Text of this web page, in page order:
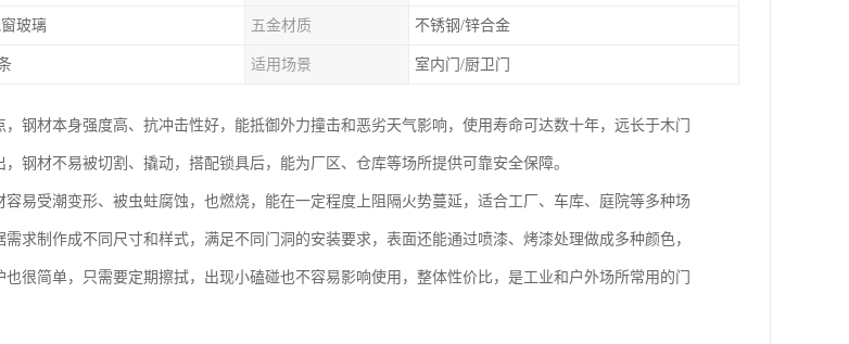
玻璃 五金材质 不锈钢/锌合金
适用场景 室内门/厨卫门
钢材本身强度高、抗冲击性好，能抵御外力撞击和恶劣天气影响，使用寿命可达数十年，远长于木门
钢材不易被切割、撬动，搭配锁具后，能为厂区、仓库等场所提供可靠安全保障。
易受潮变形、被虫蛀腐蚀，也燃烧，能在一定程度上阻隔火势蔓延，适合工厂、车库、庭院等多种场
求制作成不同尺寸和样式，满足不同门洞的安装要求，表面还能通过喷漆、烤漆处理做成多种颜色，
很简单，只需要定期擦拭，出现小磕碰也不容易影响使用，整体性价比，是工业和户外场所常用的门